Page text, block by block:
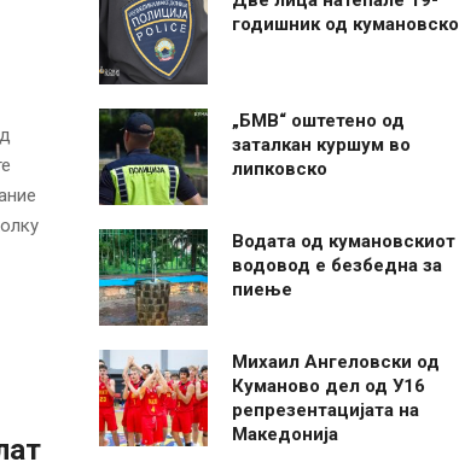
годишник од кумановско
„БМВ“ оштетено од
заталкан куршум во
липковско
Водата од кумановскиот
водовод е безбедна за
пиење
Михаил Ангеловски од
Куманово дел од У16
репрезентацијата на
Македонија